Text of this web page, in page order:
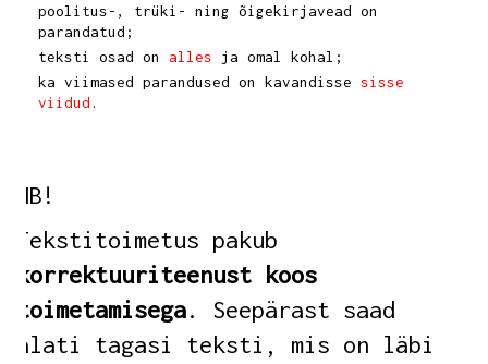
poolitus-, trüki- ning õigekirjavead on
parandatud;
teksti osad on alles ja omal kohal;
ka viimased parandused on kavandisse sisse
viidud .
NB!
Tekstitoimetus pakub
korrektuuriteenust koos
toimetamisega. Seepärast saad
alati tagasi teksti, mis on läbi